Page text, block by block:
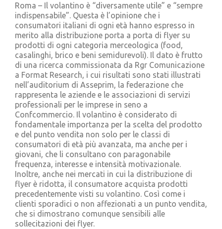
per:Roma – Il volantino è “diversamente utile” e “sempre
indispensabile”. Questa è l’opinione che i
consumatori italiani di ogni età hanno espresso in
merito alla distribuzione porta a porta di flyer su
prodotti di ogni categoria merceologica (food,
casalinghi, brico e beni semidurevoli). Il dato è frutto
di una ricerca commissionata da Rgr Comunicazione
a Format Research, i cui risultati sono stati illustrati
nell’auditorium di Asseprim, la federazione che
rappresenta le aziende e le associazioni di servizi
professionali per le imprese in seno a
Confcommercio. Il volantino è considerato di
fondamentale importanza per la scelta del prodotto
e del punto vendita non solo per le classi di
consumatori di età più avanzata, ma anche per i
giovani, che li consultano con paragonabile
frequenza, interesse e intensità motivazionale.
Inoltre, anche nei mercati in cui la distribuzione di
flyer è ridotta, il consumatore acquista prodotti
precedentemente visti su volantino. Così come i
clienti sporadici o non affezionati a un punto vendita,
che si dimostrano comunque sensibili alle
sollecitazioni dei flyer.